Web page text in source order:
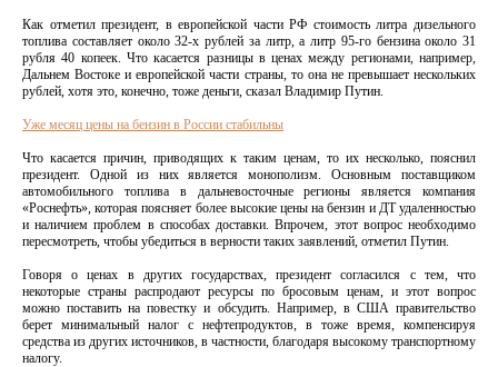
Как отметил президент, в европейской части РФ стоимость литра дизельного
топлива составляет около 32-х рублей за литр, а литр 95-го бензина около 31
рубля 40 копеек. Что касается разницы в ценах между регионами, например,
Дальнем Востоке и европейской части страны, то она не превышает нескольких
рублей, хотя это, конечно, тоже деньги, сказал Владимир Путин.
Уже месяц цены на бензин в России стабильны
Что касается причин, приводящих к таким ценам, то их несколько, пояснил
президент. Одной из них является монополизм. Основным поставщиком
автомобильного топлива в дальневосточные регионы является компания
«Роснефть», которая поясняет более высокие цены на бензин и ДТ удаленностью
и наличием проблем в способах доставки. Впрочем, этот вопрос необходимо
пересмотреть, чтобы убедиться в верности таких заявлений, отметил Путин.
Говоря о ценах в других государствах, президент согласился с тем, что
некоторые страны распродают ресурсы по бросовым ценам, и этот вопрос
можно поставить на повестку и обсудить. Например, в США правительство
берет минимальный налог с нефтепродуктов, в тоже время, компенсируя
средства из других источников, в частности, благодаря высокому транспортному
налогу.